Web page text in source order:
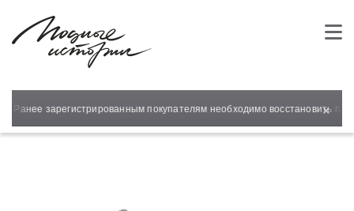
Ранее зарегистрированным покупателям необходимо восстановить×